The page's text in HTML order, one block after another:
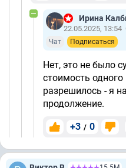
Ирина
22.05.2025, 13:54
Чат Подписаться
Нет, это не было
стоимость
разрешилось - я
продолжение.
+3 / 0